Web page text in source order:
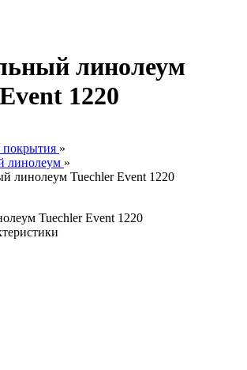
линолеум
1220
»
линолеум »
линолеум Tuechler Event 1220
Tuechler Event 1220